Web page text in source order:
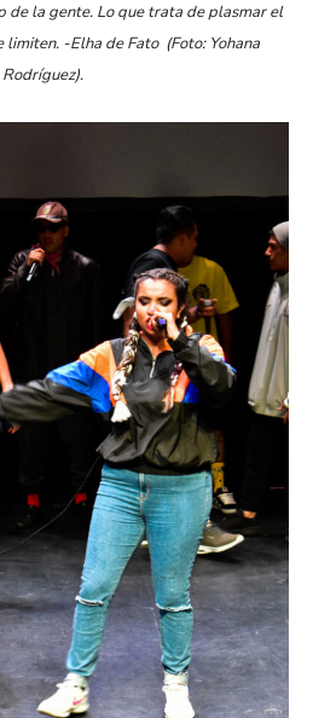
de la gente. Lo que trata de plasmar el
limiten. -Elha de Fato (Foto: Yohana
Rodríguez).